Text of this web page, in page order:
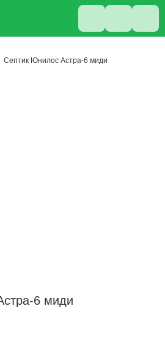
Септик Юнилос Астра-6 миди
6 миди